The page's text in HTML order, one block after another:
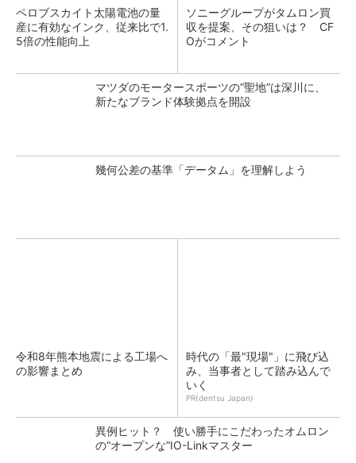
ペロブスカイト太陽電池の量
産に有効なインク、従来比で1.
5倍の性能向上
ソニーグループがタムロン買
収を提案、その狙いは？ CF
Oがコメント
マツダのモータースポーツの“聖地”は深川に、
新たなブランド体験拠点を開設
幾何公差の基準「データム」を理解しよう
令和8年熊本地震による工場へ
の影響まとめ
時代の「最"現場"」に飛び込
み、当事者として踏み込んで
いく
PR(dentsu Japan)
異例ヒット？ 使い勝手にこだわったオムロン
の“オープンな”IO-Linkマスター